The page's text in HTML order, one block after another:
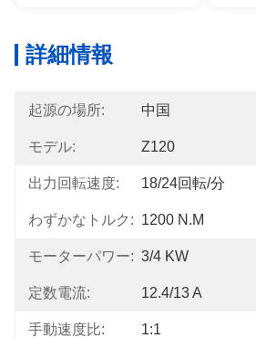
詳細情報
起源の場所: 中国
モデル: Z120
出力回転速度: 18/24回転/分
わずかなトルク: 1200 N.m
モーターパワー: 3/4 KW
定数電流: 12.4/13 A
手動速度比: 1:1